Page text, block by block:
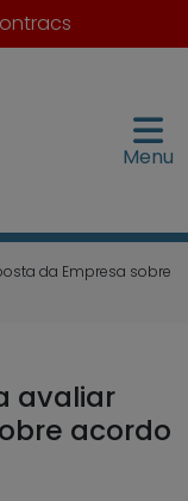
Menu
da Empresa sobre
avaliar
acordo